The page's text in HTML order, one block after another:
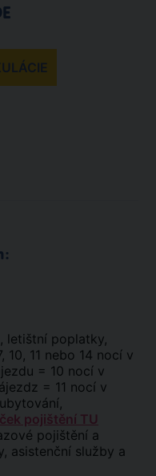
letištní poplatky,
11 nebo 14 nocí v
= 10 nocí v
= 11 nocí v
pojištění TU
pojištění a
asistenční služby a